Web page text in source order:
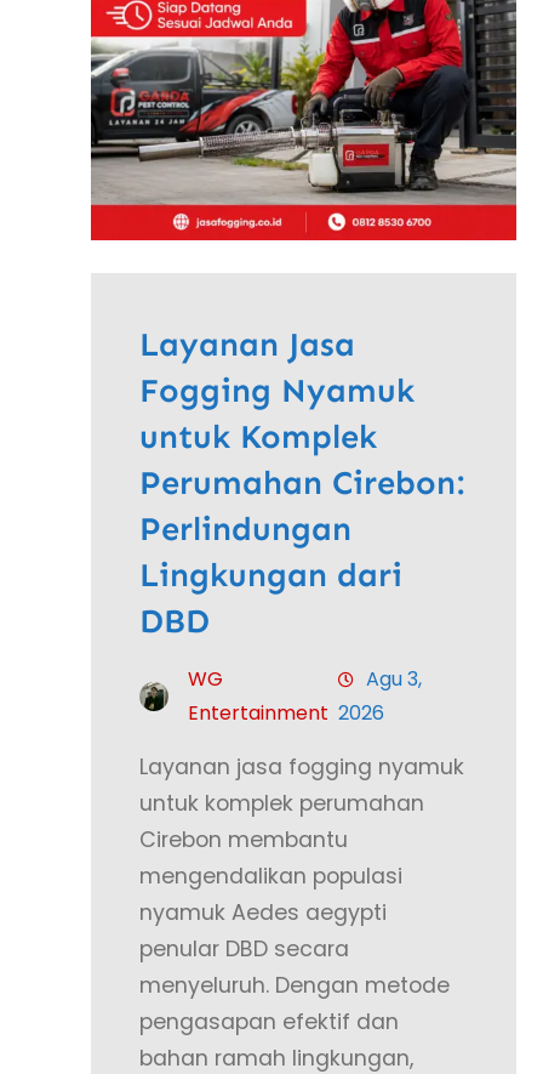
Layanan Jasa
Fogging Nyamuk
untuk Komplek
Perumahan Cirebon:
Perlindungan
Lingkungan dari
DBD
WG
Entertainment
Agu 3,
2026
Layanan jasa fogging nyamuk
untuk komplek perumahan
Cirebon membantu
mengendalikan populasi
nyamuk Aedes aegypti
penular DBD secara
menyeluruh. Dengan metode
pengasapan efektif dan
bahan ramah lingkungan,